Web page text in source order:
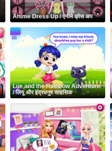
Anime Dress Up / एनीमे ड्रेस अप
Lue and the Rainbow Adventure
/ लियू और इंद्रधनुष साहसिक